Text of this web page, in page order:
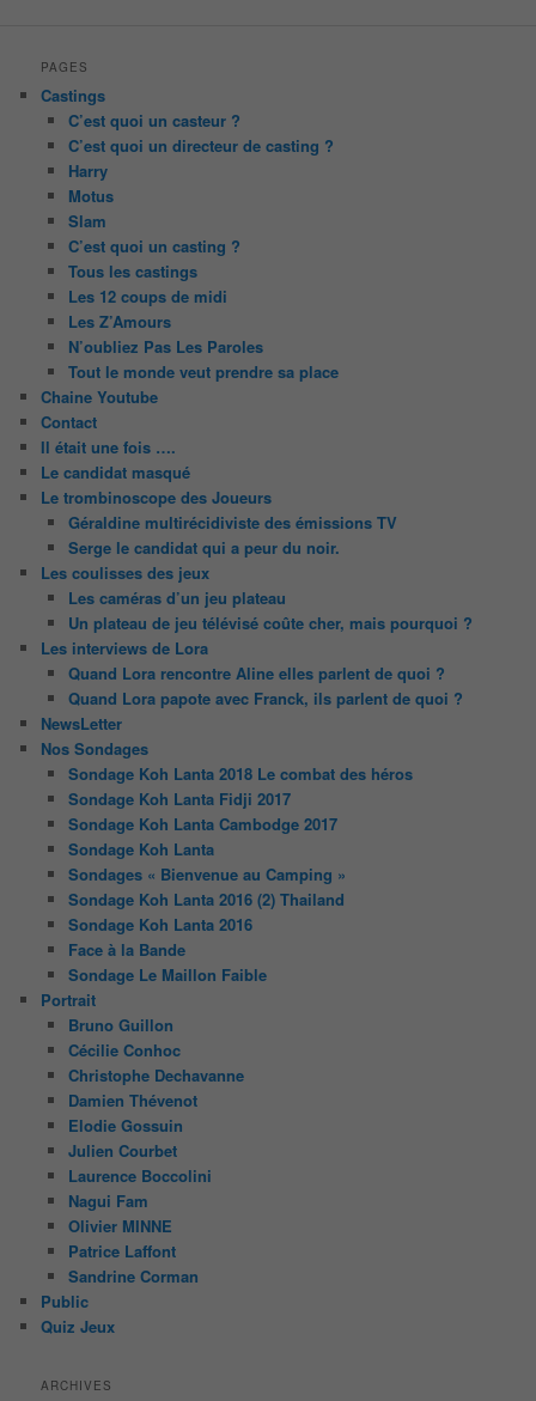
PAGES
Castings
C’est quoi un casteur ?
C’est quoi un directeur de casting ?
Harry
Motus
Slam
C’est quoi un casting ?
Tous les castings
Les 12 coups de midi
Les Z’Amours
N’oubliez Pas Les Paroles
Tout le monde veut prendre sa place
Chaine Youtube
Contact
Il était une fois ….
Le candidat masqué
Le trombinoscope des Joueurs
Géraldine multirécidiviste des émissions TV
Serge le candidat qui a peur du noir.
Les coulisses des jeux
Les caméras d’un jeu plateau
Un plateau de jeu télévisé coûte cher, mais pourquoi ?
Les interviews de Lora
Quand Lora rencontre Aline elles parlent de quoi ?
Quand Lora papote avec Franck, ils parlent de quoi ?
NewsLetter
Nos Sondages
Sondage Koh Lanta 2018 Le combat des héros
Sondage Koh Lanta Fidji 2017
Sondage Koh Lanta Cambodge 2017
Sondage Koh Lanta
Sondages « Bienvenue au Camping »
Sondage Koh Lanta 2016 (2) Thailand
Sondage Koh Lanta 2016
Face à la Bande
Sondage Le Maillon Faible
Portrait
Bruno Guillon
Cécilie Conhoc
Christophe Dechavanne
Damien Thévenot
Elodie Gossuin
Julien Courbet
Laurence Boccolini
Nagui Fam
Olivier MINNE
Patrice Laffont
Sandrine Corman
Public
Quiz Jeux
ARCHIVES